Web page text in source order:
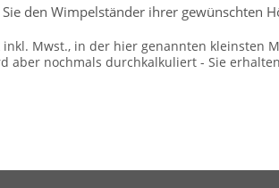
den Wimpelständer ihrer gewünschten
inkl. Mwst., in der hier genannten kleinsten
aber nochmals durchkalkuliert - Sie